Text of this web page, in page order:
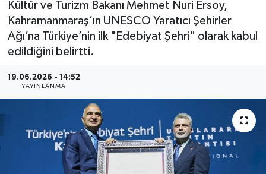
Kültür ve Turizm Bakanı Mehmet Nuri Ersoy,
Kahramanmaraş’ın UNESCO Yaratıcı Şehirler
Ağı’na Türkiye’nin ilk "Edebiyat Şehri" olarak kabul
edildiğini belirtti.
19.06.2026 - 14:52
YAYINLANMA
MAGAZİN
ÖZEL HABER
RESMİ İLANLAR
SİYASET